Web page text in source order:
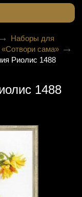
Наборы для
сама»
Риолис 1488
1488